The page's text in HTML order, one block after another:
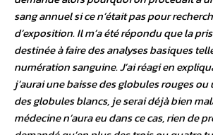
sang annuel si ce n’était pas pour
d’exposition. Il m’a été répondu que la
destinée à faire des analyses basiques
numération sanguine. J’ai réagi en
j’aurai une baisse des globules rouges
des globules blancs, je serai déjà bien
médecine n’aura eu dans ce cas, rien de